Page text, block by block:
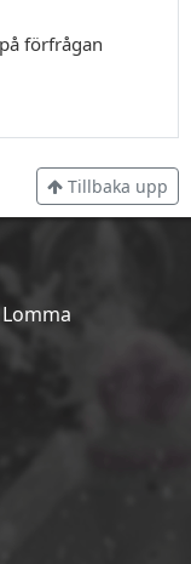
förfrågan
Tillbaka upp